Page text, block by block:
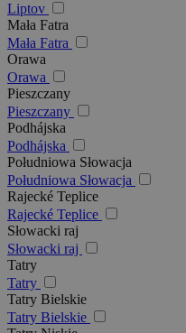
Liptov
Mała Fatra
Mała Fatra
Orawa
Orawa
Pieszczany
Pieszczany
Podhájska
Podhájska
Południowa Słowacja
Południowa Słowacja
Rajecké Teplice
Rajecké Teplice
Słowacki raj
Słowacki raj
Tatry
Tatry
Tatry Bielskie
Tatry Bielskie